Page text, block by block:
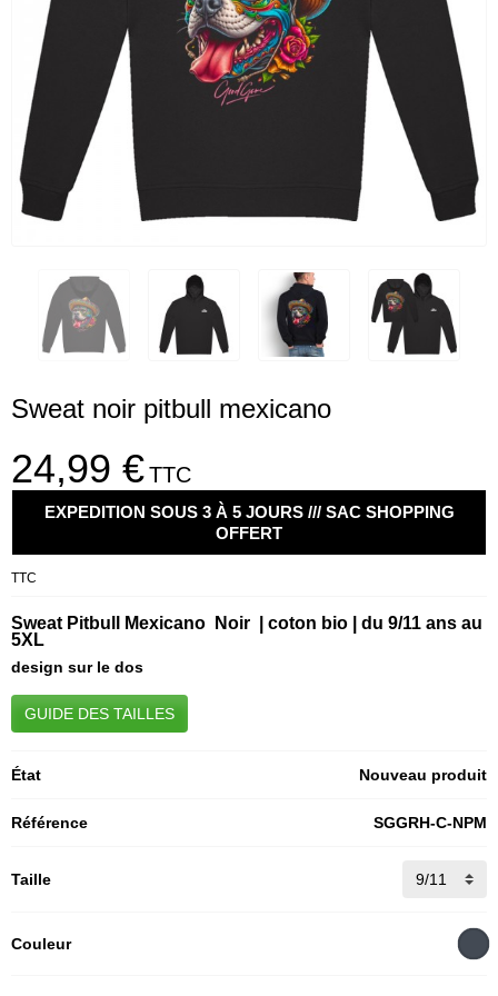
Sweat noir pitbull mexicano
24,99 €TTC
EXPEDITION SOUS 3 À 5 JOURS /// SAC SHOPPING
OFFERT
TTC
Sweat Pitbull Mexicano Noir | coton bio | du 9/11 ans au
5XL
design sur le dos
GUIDE DES TAILLES
État Nouveau produit
Référence SGGRH-C-NPM
Taille
Couleur